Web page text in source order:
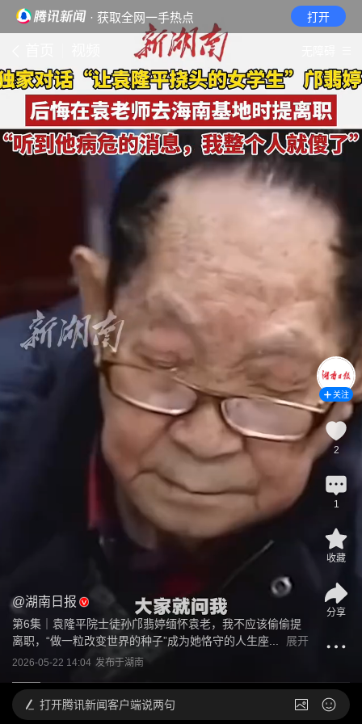
· 获取全网一手热点 打开
@湖南日报
第6集｜袁隆平院士徒孙邝翡婷缅怀袁老，我不应该偷偷提
离职，“做一粒改变世界的种子”成为她恪守的人生座...
展开
2026-05-22 14:04 发布于湖南
关注
2
1
收藏
分享
打开腾讯新闻客户端说两句